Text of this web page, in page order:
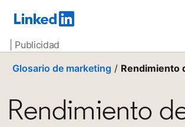
| Publicidad
Glosario de marketing / Rendimiento
Rendimiento